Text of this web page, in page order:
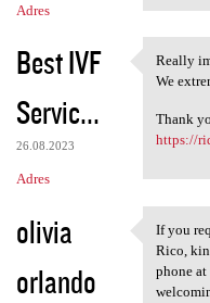
Adres
Best IVF
Servic...
26.08.2023
Adres
Really
Really
We
Thank
https://
olivia
orlando
If you
If you
Rico,
phone